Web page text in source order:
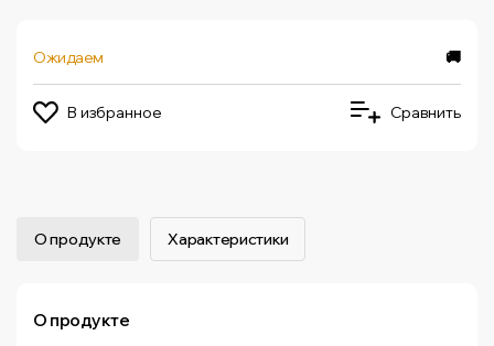
Ожидаем 🚚
В избранное Сравнить
О продукте Характеристики
О продукте